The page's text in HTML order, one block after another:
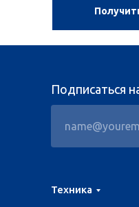
Техника
Подписаться